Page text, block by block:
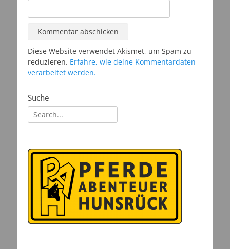
Diese Website verwendet Akismet, um Spam zu
reduzieren. Erfahre, wie deine Kommentardaten
verarbeitet werden.
Suche
Suchen
nach: